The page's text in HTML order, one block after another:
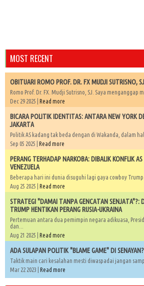
MOST RECENT
OBITUARI ROMO PROF. DR. FX MUDJI SUTRISNO, SJ
Romo Prof. Dr. FX. Mudji Sutrisno, SJ. Saya menganggap
Dec 29 2025 | Read more
BICARA POLITIK IDENTITAS: ANTARA NEW YORK
JAKARTA
Politik AS kadang tak beda dengan di Wakanda, dalam hal
Sep 05 2025 | Read more
PERANG TERHADAP NARKOBA: DIBALIK KONFLIK
VENEZUELA
Beberapa hari ini dunia disuguhi lagi gaya cowboy Trump
Aug 25 2025 | Read more
STRATEGI "DAMAI TANPA GENCATAN SENJATA"?:
TRUMP HENTIKAN PERANG RUSIA-UKRAINA
Pertemuan antara dua pemimpin negara adikuasa,
dan...
Aug 21 2025 | Read more
ADA SULAPAN POLITIK "BLAME GAME" DI SENAYAN?
Taktik main cari kesalahan mesti diwaspadai jangan
Mar 22 2023 | Read more